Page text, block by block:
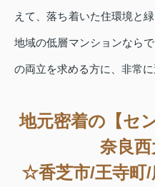
えて、落ち着いた住環境と
地域の低層マンションなら
の両立を求める方に、非常に
地元密着の【セ
奈良西
☆香芝市/王寺町/